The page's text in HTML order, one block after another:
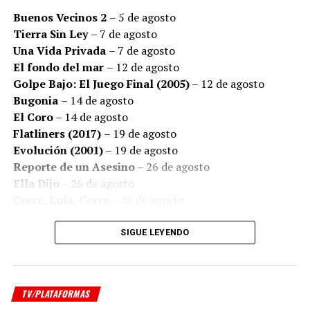
tratamientos y medicamentos, el estreno adquiere una
resonancia especial: detrás de cada diagnóstico existen
historias de amor, de miedo, de fortaleza y de personas
que luchan por seguir viviendo.
Produccionesy1:85 Films, “Instante” se encontrará
disponible enPrime Video
Buenos Vecinos 2 – 5 de agosto
Tierra Sin Ley– 7 de agosto
Una Vida Privada – 7 de agosto
El fondo del mar – 12 de agosto
Golpe Bajo: El Juego Final (2005)– 12 de agosto
Bugonia – 14 de agosto
El Coro– 14 de agosto
Flatliners (2017) – 19 de agosto
Evolución (2001)– 19 de agosto
Reporte de un Asesino– 26 de agosto
Ella Dijo – 26 de agosto
Ricki and the Flash: Entre la Fama y la Familia
Series
SIGUE LEYENDO
TV/PLATAFORMAS